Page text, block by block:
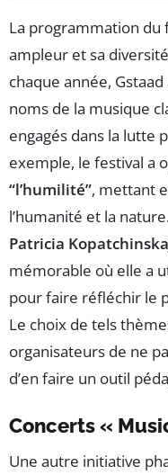
La programmation du
ampleur et sa
chaque année,
noms de la musique
engagés dans la lutte
exemple, le festival a
“l’humilité”, mettant
l’humanité et la
Patricia
mémorable où elle a
pour faire réfléchir le
Le choix de tels
organisateurs de ne
d’en faire un outil
Concerts «
Une autre initiative